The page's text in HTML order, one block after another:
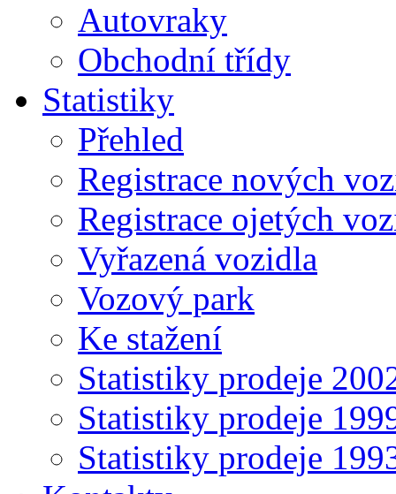
Autovraky
Obchodní třídy
Statistiky
Přehled
Registrace nových
Registrace ojetých
Vyřazená vozidla
Vozový park
Ke stažení
Statistiky prodeje
Statistiky prodeje
Statistiky prodeje